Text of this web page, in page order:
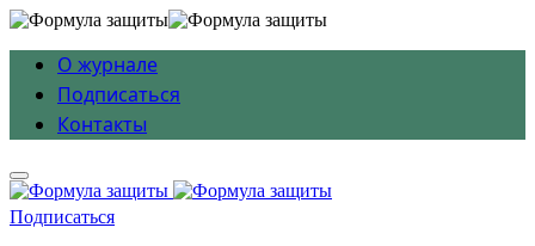
О журнале
Подписаться
Контакты
Подписаться